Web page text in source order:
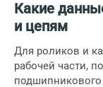
Какие
и цепям
Для роликов и
рабочей части,
подшипникового